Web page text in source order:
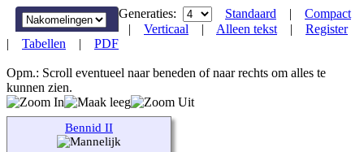
Generaties: Standaard | Compact
| Verticaal | Alleen tekst| Register
| Tabellen | PDF
Opm.: Scroll eventueel naar beneden of naar rechts om alles te
kunnen zien.
Bennid II